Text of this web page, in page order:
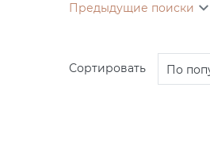
Предыдущие поиски
Сортировать По